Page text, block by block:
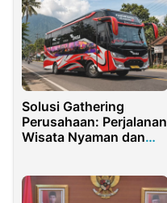
Solusi Gathering
Perusahaan: Perjalanan
Wisata Nyaman dan